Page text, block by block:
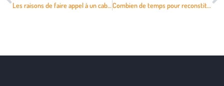
Les raisons de faire appel à un cabinet de recrutement Combien de temps pour reconstituer la flore intestinale : tout ce qu’il faut savoir